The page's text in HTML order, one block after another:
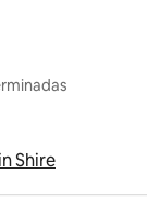
Shire